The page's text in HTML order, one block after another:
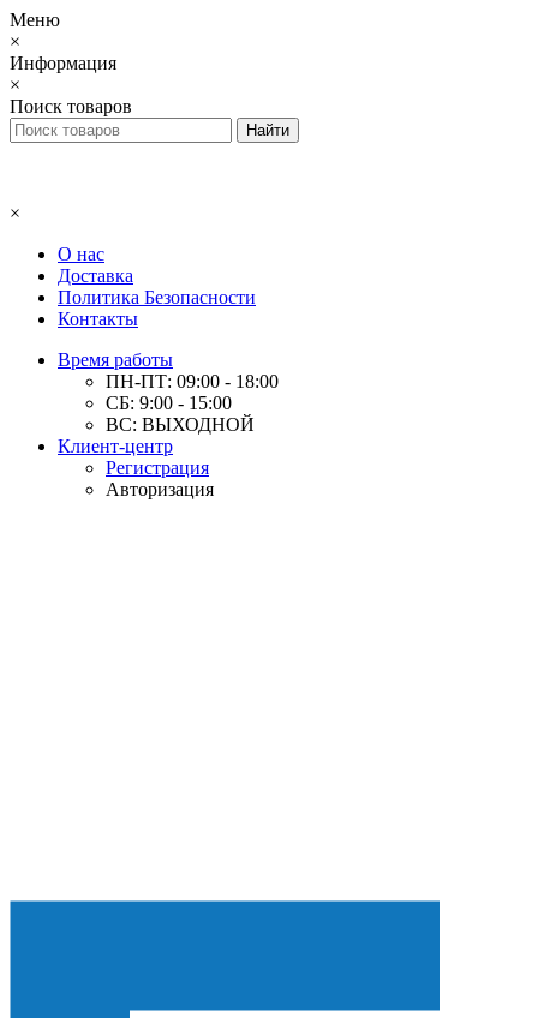
Меню
×
Информация
×
Поиск товаров
×
О нас
Доставка
Политика Безопасности
Контакты
Время работы
ПН-ПТ: 09:00 - 18:00
СБ: 9:00 - 15:00
ВС: ВЫХОДНОЙ
Клиент-центр
Регистрация
Авторизация